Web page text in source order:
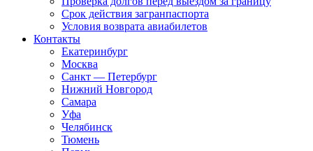
Срок действия загранпаспорта
Условия возврата авиабилетов
Контакты
Екатеринбург
Москва
Санкт — Петербург
Нижний Новгород
Самара
Уфа
Челябинск
Тюмень